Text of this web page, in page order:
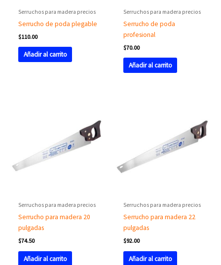
Serruchos para madera precios
Serrucho de poda plegable
$110.00
Añadir al carrito
Serruchos para madera precios
Serrucho de poda
profesional
$70.00
Añadir al carrito
Serruchos para madera precios
Serrucho para madera 20
pulgadas
$74.50
Añadir al carrito
Serruchos para madera precios
Serrucho para madera 22
pulgadas
$92.00
Añadir al carrito